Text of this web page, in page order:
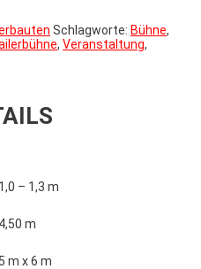
Schlagworte: Bühne,
, Veranstaltung,
1,0 – 1,3 m
4,50 m
5 m x 6 m